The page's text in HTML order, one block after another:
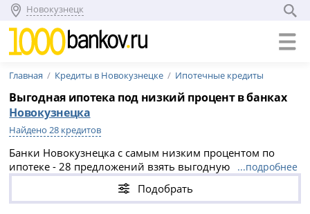
Новокузнецк
Главная Кредиты в Новокузнецке Ипотечные кредиты
Выгодная ипотека под низкий процент в банках
Новокузнецка
Найдено 28 кредитов
Банки Новокузнецка с самым низким процентом по
ипотеке - 28 предложений взять выгодную ипотеку в
банках Новокузнецка на вторичное жилье или
новостройку. Выгодные условия и низкий процент по
ипотеке в банках Новокузнецка в 2026 году.
...подробнее
Подобрать